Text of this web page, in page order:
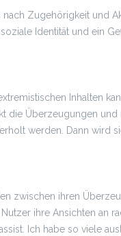
nach Zugehörigkeit und
Identität und ein
Inhalten
die Überzeugungen
werden. Dann wird
zwischen ihren
ihre Ansichten an
Ich habe so viele